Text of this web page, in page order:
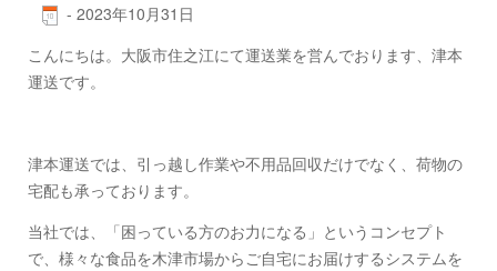
- 2023年10月31日
こんにちは。大阪市住之江にて運送業を営んでおります、津本
運送です。
津本運送では、引っ越し作業や不用品回収だけでなく、荷物の
宅配も承っております。
当社では、「困っている方のお力になる」というコンセプト
で、様々な食品を木津市場からご自宅にお届けするシステムを